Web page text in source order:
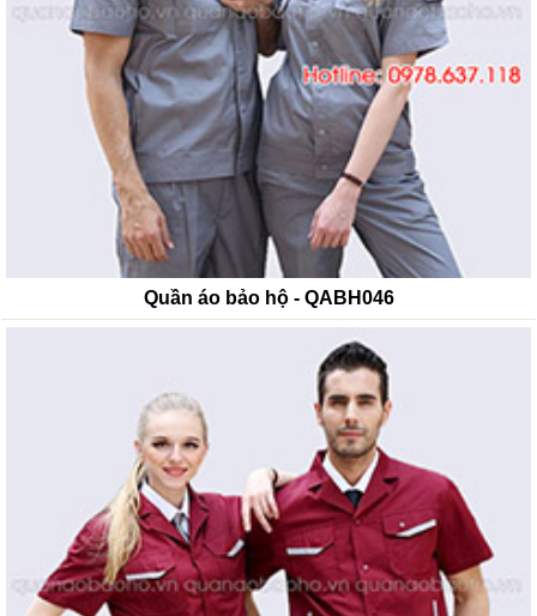
Quần áo bảo hộ - QABH046